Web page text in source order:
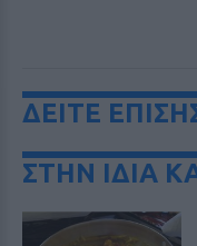
ΔΕΙΤΕ
ΣΤΗΝ ΙΔΙΑ